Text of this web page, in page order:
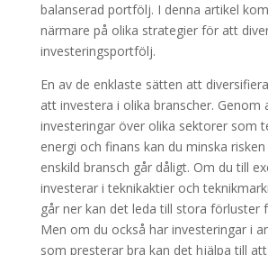
balanserad portfölj. I denna artikel
närmare på olika strategier för att
investeringsportfölj.
En av de enklaste sätten att
att investera i olika branscher. Genom
investeringar över olika sektorer som
energi och finans kan du minska
enskild bransch går dåligt. Om du till
investerar i teknikaktier och
går ner kan det leda till stora förluster
Men om du också har investeringar i
som presterar bra kan det hjälpa till